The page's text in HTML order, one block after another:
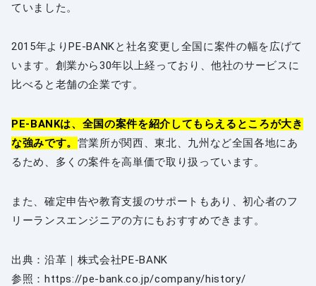
ていました。
2015年よりPE-BANKと社名変更し全国に案件の幅を広げて
います。創業から30年以上経っており、他社のサービスに
比べると老舗の企業です。
PE-BANKは、全国の案件を紹介してもらえるところが大き
な強みです。 営業所が関西、東北、九州など全国各地にあ
るため、多くの案件を高単価で取り扱っています。
また、確定申告や教育支援のサポートもあり、初心者のフ
リーランスエンジニアの方にもおすすめできます。
出典：沿革｜株式会社PE-BANK
参照：https://pe-bank.co.jp/company/history/